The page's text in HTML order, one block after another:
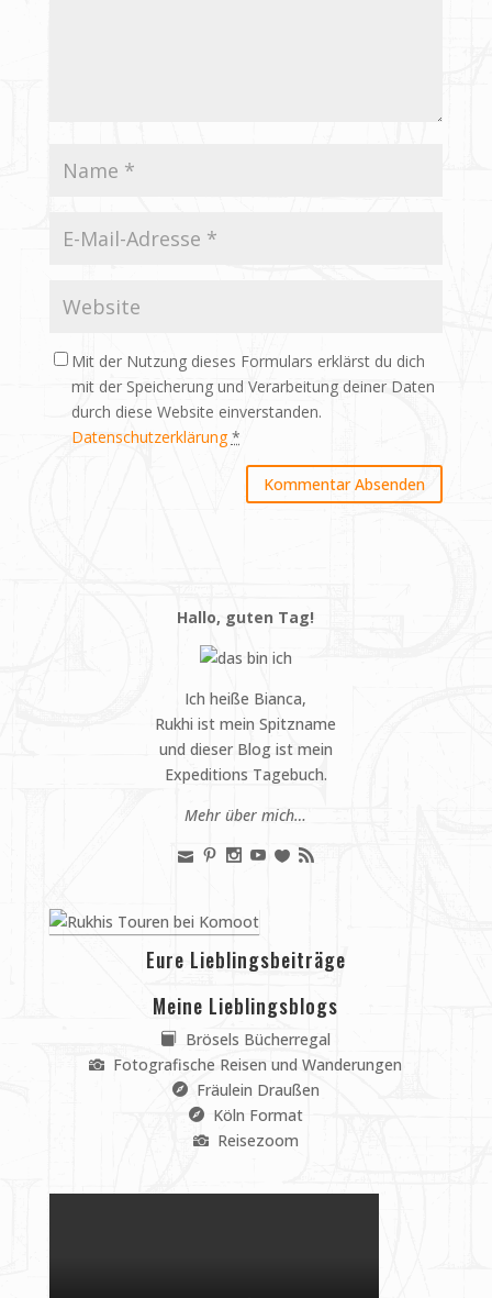
Mit der Nutzung dieses Formulars erklärst du dich
mit der Speicherung und Verarbeitung deiner Daten
durch diese Website einverstanden.
Datenschutzerklärung *
Hallo, guten Tag!
Ich heiße Bianca,
Rukhi ist mein Spitzname
und dieser Blog ist mein
Expeditions Tagebuch.
Mehr über mich…
Eure Lieblingsbeiträge
Meine Lieblingsblogs
Brösels Bücherregal
Fotografische Reisen und Wanderungen
Fräulein Draußen
Köln Format
Reisezoom